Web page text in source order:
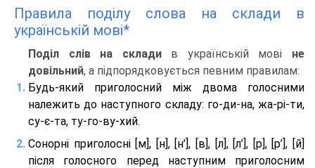
Правила поділу слова на склади в
українській мові*
Поділ слів на складив українській мові не
довільний, а підпорядковується певним правилам:
Будь-який приголосний між двома голосними
належить до наступного складу: го-ди-на, жа-рі-ти,
су-є-та, ту-го-ву-хий.
Сонорні приголосні [м], [н], [н’], [в], [л], [л’], [р], [р’], [й]
після голосного перед наступним приголосним